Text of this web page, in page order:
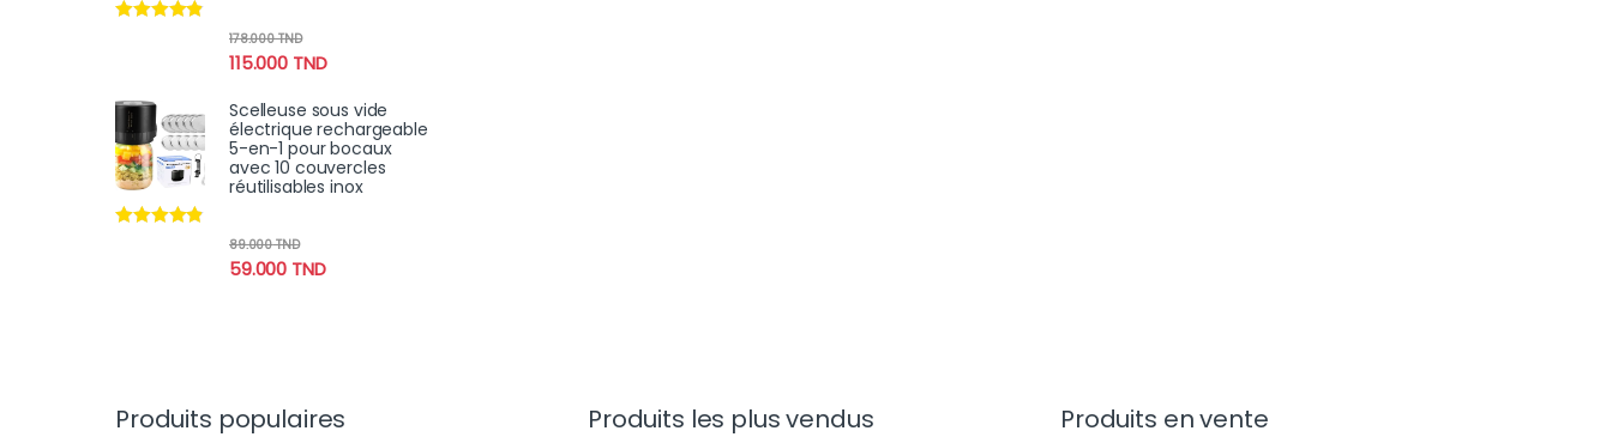
115.000 TND
178.000TND
Scelleuse sous vide
électrique rechargeable
5-en-1 pour bocaux
avec 10 couvercles
réutilisables inox
59.000 TND
89.000TND
Produits populaires Produits les plus vendus Produits en vente